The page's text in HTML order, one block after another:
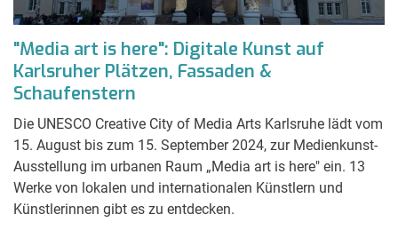
"Media art is here": Digitale Kunst auf
Karlsruher Plätzen, Fassaden &
Schaufenstern
Die UNESCO Creative City of Media Arts Karlsruhe lädt vom
15. August bis zum 15. September 2024, zur Medienkunst-
Ausstellung im urbanen Raum „Media art is here" ein. 13
Werke von lokalen und internationalen Künstlern und
Künstlerinnen gibt es zu entdecken.